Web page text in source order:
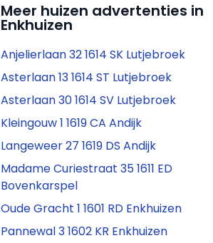
Meer huizen advertenties in
Enkhuizen
Anjelierlaan 32 1614 SK Lutjebroek
Asterlaan 13 1614 ST Lutjebroek
Asterlaan 30 1614 SV Lutjebroek
Kleingouw 1 1619 CA Andijk
Langeweer 27 1619 DS Andijk
Madame Curiestraat 35 1611 ED
Bovenkarspel
Oude Gracht 1 1601 RD Enkhuizen
Pannewal 3 1602 KR Enkhuizen